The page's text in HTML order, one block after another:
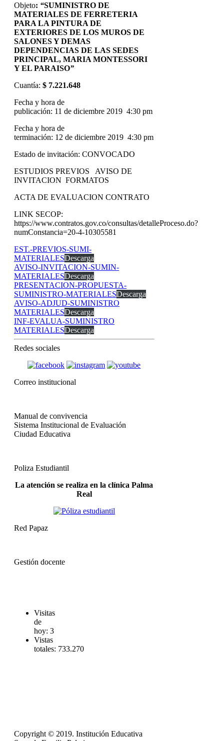
Objeto: “SUMINISTRO DE
MATERIALES DE FERRETERIA
PARA LA PINTURA DE
EXTERIORES DE LOS MUROS DE
SALONES Y DEMAS
DEPENDENCIAS DE LAS SEDES
PRINCIPAL, MARIA MONTESSORI
Y EL PARAISO”
Cuantía: $ 7.221.648
Fecha y hora de
publicación: 11 de diciembre 2019 4:30 pm
Fecha y hora de
terminación: 12 de diciembre 2019 4:30 pm
Estado de invitación: CONVOCADO
ESTUDIOS PREVIOS AVISO DE
INVITACION FORMATOS
ACTA DE EVALUACION CONTRATO
LINK SECOP:
https://www.contratos.gov.co/consultas/detalleProceso.do?
numConstancia=20-4-10305581
EST.-PREVIOS-SUMI-
MATERIALESDescarga
AVISO-INVITACION-SUMIN-
MATERIALESDescarga
PRESENTACION-PROPUESTA-
SUMINISTRO-MATERIALESDescarga
AVISO-ADJUD-SUMINISTRO
MATERIALESDescarga
INF-EVALUA-SUMINISTRO
MATERIALESDescarga
Redes sociales
Correo institucional
Manual de convivencia
Sistema Institucional de Evaluación
Ciudad Educativa
Poliza Estudiantil
La atención se realiza en la clínica Palma
Real
Red Papaz
Gestión docente
Visitas
de
hoy: 3
Vistas
totales: 733.270
Copyright © 2019. Institución Educativa